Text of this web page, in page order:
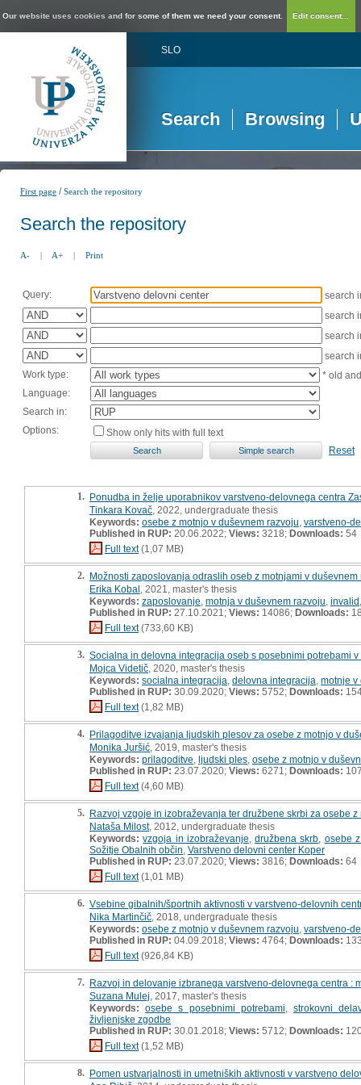
Our website uses cookies and for some of them we need your consent. Edit consent...
SLO
Search Browsing
First page /Search the repository
Search the repository
A- | A+ | Print
Query:
search
search
search
search
Work type:
* old
Language:
Search in:
Options:
Show only hits with full text
Reset
1. Ponudba in želje uporabnikov varstveno-delovnega centra
Tinkara Kovač , 2022, undergraduate thesis
Keywords: osebe z motnjo v duševnem razvoju varstveno-
Published in RUP: 20.06.2022; Views: 3218; Downloads: 54
Full text(1,07 MB)
2. Možnosti zaposlovanja odraslih oseb z motnjami v
Erika Kobal , 2021, master's thesis
Keywords: zaposlovanje motnja v duševnem razvoju invalid
Published in RUP: 27.10.2021; Views: 14086; Downloads:
Full text(733,60 KB)
3. Socialna in delovna integracija oseb s posebnimi potrebami
Mojca Videtič , 2020, master's thesis
Keywords: socialna integracija delovna integracija motnje v
Published in RUP: 30.09.2020; Views: 5752; Downloads:
Full text(1,82 MB)
4. Prilagoditve izvajanja ljudskih plesov za osebe z motnjo v
Monika Juršić , 2019, master's thesis
Keywords: prilagoditve ljudski ples osebe z motnjo v
Published in RUP: 23.07.2020; Views: 6271; Downloads:
Full text(4,60 MB)
5. Razvoj vzgoje in izobraževanja ter družbene skrbi za osebe
Nataša Milost, 2012, undergraduate thesis
Keywords: vzgoja in izobraževanje ,družbena skrb osebe
Sožitje Obalnih občin Varstveno delovni center Koper
Published in RUP: 23.07.2020; Views: 3816; Downloads: 64
Full text(1,01 MB)
6. Vsebine gibalnih/športnih aktivnosti v varstveno-delovnih
Nika Martinčič , 2018, undergraduate thesis
Keywords: osebe z motnjo v duševnem razvoju varstveno-
Published in RUP: 04.09.2018; Views: 4764; Downloads:
Full text(926,84 KB)
7. Razvoj in delovanje izbranega varstveno-delovnega centra :
Suzana Mulej , 2017, master's thesis
Keywords: osebe s posebnimi potrebami ,strokovni
življenjske zgodbe
Published in RUP: 30.01.2018; Views: 5712; Downloads:
Full text(1,52 MB)
8. Pomen ustvarjalnosti in umetniških aktivnosti v varstveno